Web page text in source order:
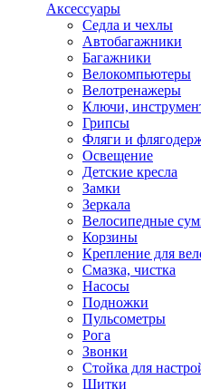
Аксессуары
Седла и чехлы
Автобагажники
Багажники
Велокомпьютеры
Велотренажеры
Ключи,
Грипсы
Фляги и
Освещение
Детские кресла
Замки
Зеркала
Велосипедные
Корзины
Крепление для
Смазка, чистка
Насосы
Подножки
Пульсометры
Рога
Звонки
Стойка для
Щитки